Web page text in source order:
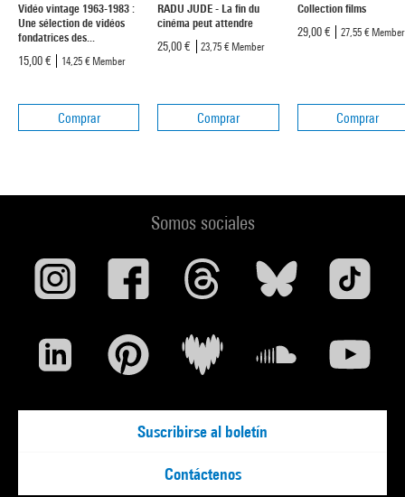
Vidéo vintage 1963-1983 :
Une sélection de vidéos
fondatrices des...
15,00 €
14,25 € Member
Comprar
RADU JUDE - La fin du
cinéma peut attendre
25,00 €
23,75 € Member
Comprar
Collection films
29,00 €
27,55 € Member
Comprar
Somos sociales
Suscribirse al boletín
Contáctenos